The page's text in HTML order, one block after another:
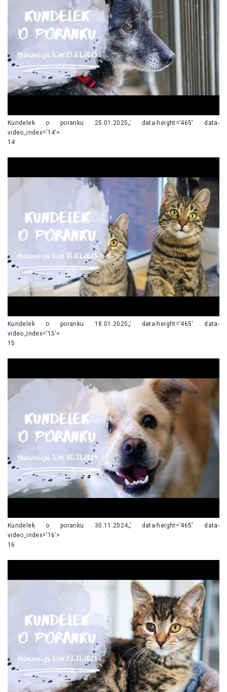
Kundelek o poranku 25.01.2025„’ data-height=’465′ data-
video_index=’14’>
14
Kundelek o poranku 18.01.2025„’ data-height=’465′ data-
video_index=’15’>
15
Kundelek o poranku 30.11.2024„’ data-height=’465′ data-
video_index=’16’>
16